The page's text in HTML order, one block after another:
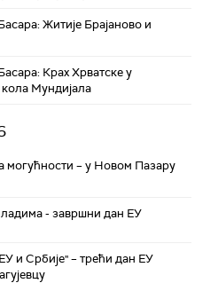
Житије Брајаново и
Крах Хрватске у
Мундијала
могућности – у Новом Пазару
- завршни дан ЕУ
и Србије" – трећи дан ЕУ